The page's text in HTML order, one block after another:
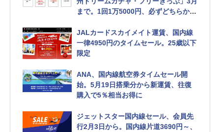
まで。1回1万5000円、必ずどちらか当
JALカードスカイメイト運賃、国内線
一律4950円のタイムセール。25歳以下
限定
ANA、国内線航空券タイムセール開
始。5月19日搭乗分から新運賃、往復
購入で5％相当お得に
ジェットスター国内線セール、会員先
行2月3日から。国内線片道3690円～、